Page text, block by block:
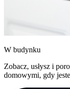
W budynku
Zobacz, usłysz i
domowymi, gdy